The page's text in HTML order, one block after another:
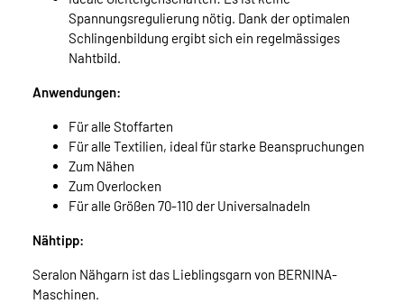
Spannungsregulierung nötig. Dank der optimalen
Schlingenbildung ergibt sich ein regelmässiges
Nahtbild.
Anwendungen:
Für alle Stoffarten
Für alle Textilien, ideal für starke Beanspruchungen
Zum Nähen
Zum Overlocken
Für alle Größen 70-110 der Universalnadeln
Nähtipp:
Seralon Nähgarn ist das Lieblingsgarn von BERNINA-
Maschinen.